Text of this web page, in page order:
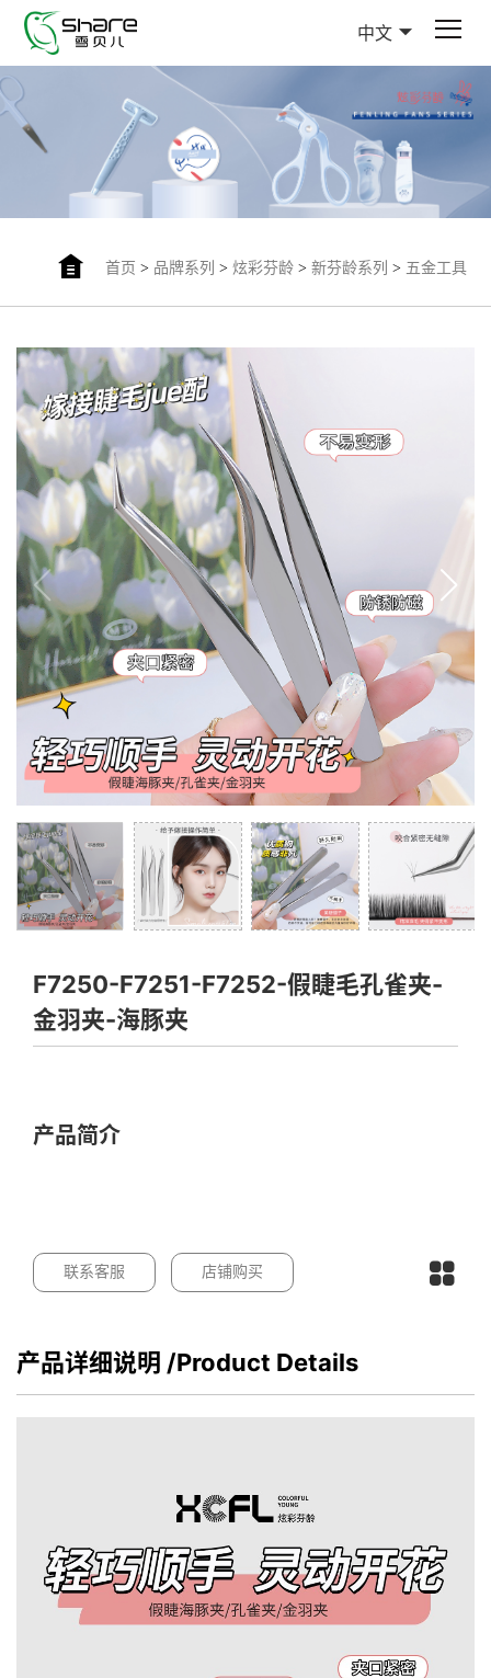
中文
首页 > 品牌系列 > 炫彩芬龄> 新芬龄系列 > 五金工具
F7250-F7251-F7252-假睫毛孔雀夹-
金羽夹-海豚夹
产品简介
联系客服 店铺购买
产品详细说明 /Product Details